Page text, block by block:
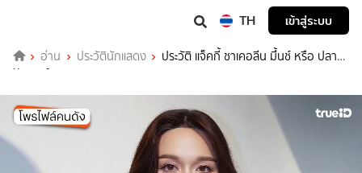
TH เข้าสู่ระบบ
อ่าน ประวัตินักแสดง
ประวัติ แจ็คกี้ ชาเคอลีน มึ้นช์ หรือ ปลาย
ฝัน มาร์กาเรต เฮง